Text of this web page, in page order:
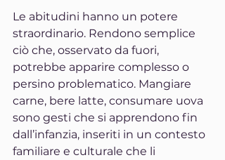
Le abitudini hanno un potere
straordinario. Rendono semplice
ciò che, osservato da fuori,
potrebbe apparire complesso o
persino problematico. Mangiare
carne, bere latte, consumare uova
sono gesti che si apprendono fin
dall’infanzia, inseriti in un contesto
familiare e culturale che li